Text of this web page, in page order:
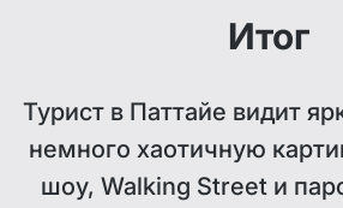
Итог
Турист в Паттайе видит
немного хаотичную
шоу, Walking Street и